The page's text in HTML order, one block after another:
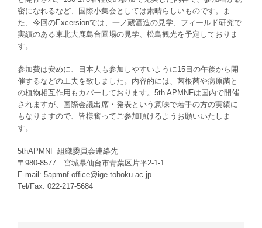
密になれるなど、国際小集会としては素晴らしいものです。ま
た、今回のExcersionでは、一ノ蔵酒造の見学、フィールド研究で
実績のある東北大鹿島台圃場の見学、松島観光を予定しておりま
す。
参加費は安めに、日本人も参加しやすいように15日の午後から開
催するなどの工夫を致しました。内容的には、菌根菌や病原菌と
の植物相互作用もカバーしております。5th APMNFは国内で開催
されますが、国際会議出席・発表という意味で若手の方の実績に
もなりますので、皆様奮ってご参加頂けるようお願いいたしま
す。
5thAPMNF 組織委員会連絡先
〒980-8577 宮城県仙台市青葉区片平2-1-1
E-mail: 5apmnf-office@ige.tohoku.ac.jp
Tel/Fax: 022-217-5684